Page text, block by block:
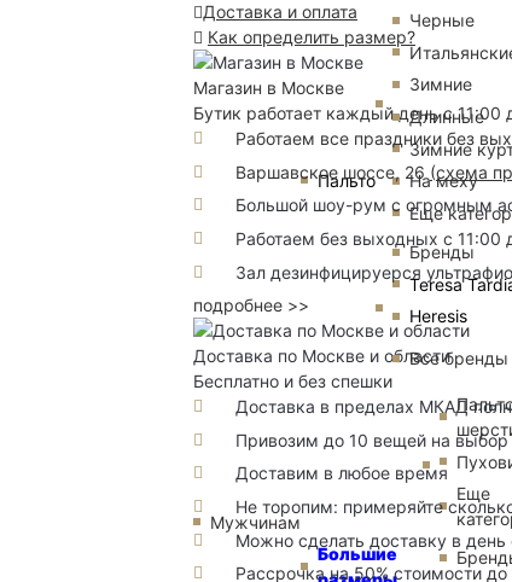
Мужчинам
Пальто
Черные
Зимние
Длинные
Зимние
На меху
Еще
Бренды
Teresa
Heresis
Все бренды
Большие
Еще
Доставка и оплата
Как определить размер?
Магазин в Москве
Бутик работает каждый день с 11:00
Работаем все праздники без
Варшавское шоссе, 26 (схема
Большой шоу-рум с огромным
Работаем без выходных с 11:00
Зал дезинфицируерся
подробнее >>
Доставка по Москве и области
Бесплатно и без спешки
Доставка в пределах МКАД
Привозим до 10 вещей на выбор
Доставим в любое время
Не торопим: примеряйте
Можно сделать доставку в
Рассрочка на 50% стоимости